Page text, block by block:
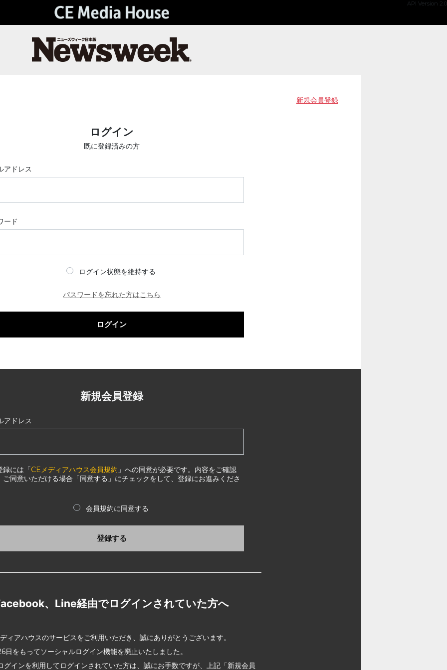
API Version 2.0
新規会員登録
ログイン
既に登録済みの方
アドレス
ード
ログイン状態を維持する
パスワードを忘れた方はこちら
ログイン
新規会員登録
アドレス
録には「CEメディアハウス会員規約 」への同意が必要です。内容をご確認
ご同意いただける場合「同意する」にチェックをして、登録にお進みくださ
会員規約に同意する
登録する
、Line経由でログインされていた方へ
ィアハウスのサービスをご利用いただき、誠にありがとうございます。
日をもってソーシャルログイン機能を廃止いたしました。
グインを利用してログインされていた方は、誠にお手数ですが、上記「新規会員